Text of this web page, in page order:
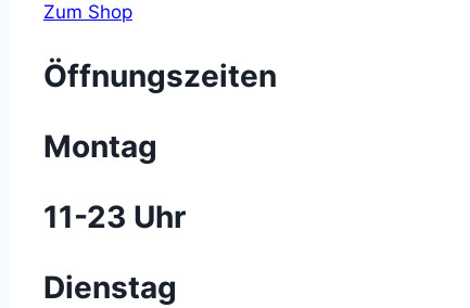
Zum Shop
Öffnungszeiten
Montag
11-23 Uhr
Dienstag